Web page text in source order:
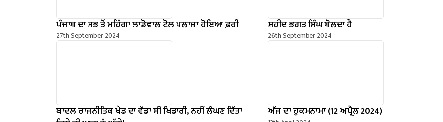
ਪੰਜਾਬ ਦਾ ਸਭ ਤੋਂ ਮਹਿੰਗਾ ਲਾਡੋਵਾਲ ਟੋਲ ਪਲਾਜ਼ਾ ਹੋਇਆ ਫ਼ਰੀ
27th September 2024
ਸ਼ਹੀਦ ਭਗਤ ਸਿੰਘ ਬੋਲਦਾ ਹੈ
26th September 2024
ਬਾਦਲ ਰਾਜਨੀਤਿਕ ਖੇਡ ਦਾ ਵੱਡਾ ਸੀ ਖਿਡਾਰੀ, ਨਹੀਂ ਲੰਘਣ ਦਿੱਤਾ
ਅੱਜ ਦਾ ਹੁਕਮਨਾਮਾ (12 ਅਪ੍ਰੈਲ 2024)